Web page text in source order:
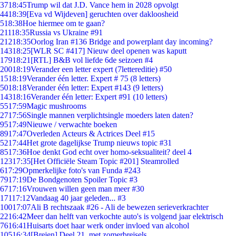
3718:45Trump wil dat J.D. Vance hem in 2028 opvolgt
4418:39[Eva vd Wijdeven] geruchten over dakloosheid
518:38Hoe hiermee om te gaan?
21118:35Russia vs Ukraine #91
21218:35Oorlog Iran #136 Bridge and powerplant day incoming?
14318:25[WLR SC #417] Nieuw deel openen was kaputt
17918:21 [RTL] B&B vol liefde 6de seizoen #4
20018:19Verander een letter expert (7lettereditie) #50
1518:19Verander één letter. Expert # 75 (8 letters)
5018:18Verander één letter: Expert #143 (9 letters)
14318:16Verander één letter: Expert #91 (10 letters)
5517:59Magic mushrooms
2717:56Single mannen verplichtsingle moeders laten daten?
9517:49Nieuwe / verwachte boeken
8917:47Overleden Acteurs & Actrices Deel #15
5217:44Het grote dagelijkse Trump nieuws topic #31
8517:36Hoe denkt God echt over homo-seksualiteit? deel 4
12317:35[Het Officiële Steam Topic #201] Steamrolled
617:29Opmerkelijke foto's van Funda #243
7917:19De Bondgenoten Spoiler Topic #3
6717:16Vrouwen willen geen man meer #30
17117:12Vandaag 40 jaar geleden... #3
10017:07Ali B rechtszaak #26 - Ali de bewezen serieverkrachter
2216:42Meer dan helft van verkochte auto's is volgend jaar elektrisch
7616:41Huisarts doet haar werk onder invloed van alcohol